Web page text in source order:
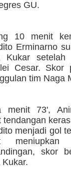
GU.
10 menit
Erminarno
Kukar setelah
Cesar. Skor
tim Naga
menit 73',
tendangan
menjadi gol
meniupkan
skor
Kukar.